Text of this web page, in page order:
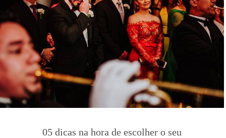
05 dicas na hora de escolher o seu